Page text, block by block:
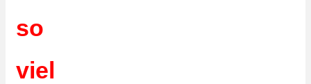
so
viel